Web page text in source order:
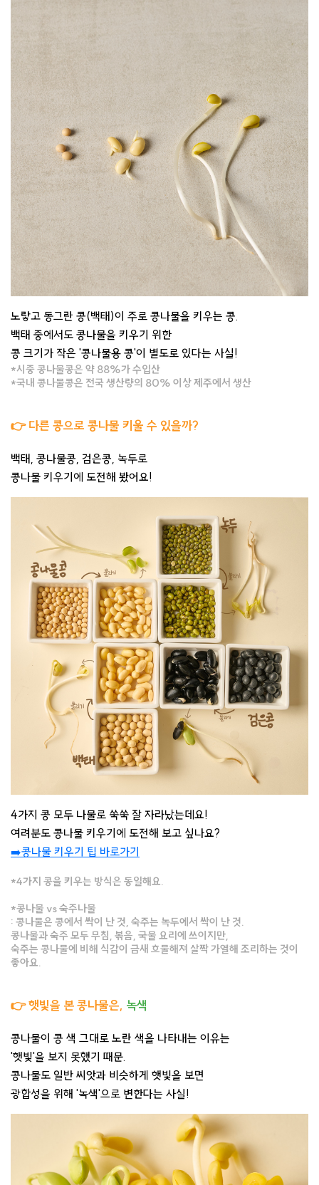
노랗고 동그란 콩(백태)이 주로 콩나물을 키우는 콩.
백태 중에서도 콩나물을 키우기 위한
콩 크기가 작은 '콩나물용 콩'이 별도로 있다는 사실!
*시중 콩나물콩은 약 88%가 수입산
*국내 콩나물콩은 전국 생산량의 80% 이상 제주에서 생산
👉 다른 콩으로 콩나물 키울 수 있을까?
백태, 콩나물콩, 검은콩, 녹두로
콩나물 키우기에 도전해 봤어요!
4가지 콩 모두 나물로 쑥쑥 잘 자라났는데요!
여려분도 콩나물 키우기에 도전해 보고 싶나요?
➡️콩나물 키우기 팁 바로가기
*4가지 콩을 키우는 방식은 동일해요.
*콩나물 vs 숙주나물
: 콩나물은 콩에서 싹이 난 것, 숙주는 녹두에서 싹이 난 것.
콩나물과 숙주 모두 무침, 볶음, 국물 요리에 쓰이지만,
숙주는 콩나물에 비해 식감이 금새 흐물해져 살짝 가열해 조리하는 것이
좋아요.
👉 햇빛을 본 콩나물은, 녹색
콩나물이 콩 색 그대로 노란 색을 나타내는 이유는
'햇빛'을 보지 못했기 때문.
콩나물도 일반 씨앗과 비슷하게 햇빛을 보면
광합성을 위해 '녹색'으로 변한다는 사실!